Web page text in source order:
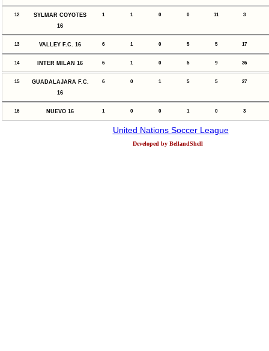
12
SYLMAR COYOTES
16
1 1 0 0 11 3
13 VALLEY F.C. 16 6 1 0 5 5 17
14 INTER MILAN 16 6 1 0 5 9 36
15
GUADALAJARA F.C.
16
6 0 1 5 5 27
16 NUEVO 16 1 0 0 1 0 3
United Nations Soccer League
Developed by BellandShell